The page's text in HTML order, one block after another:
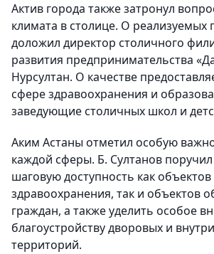
Актив города также затронул
климата в столице. О реализуемых
доложил директор столичного
развития предпринимательства
Нурсултан. О качестве
сфере здравоохранения и
заведующие столичных школ и
Аким Астаны отметил особую
каждой сферы. Б. Султанов
шаговую доступность как объектов
здравоохранения, так и объектов
граждан, а также уделить особое
благоустройству дворовых и
территорий.